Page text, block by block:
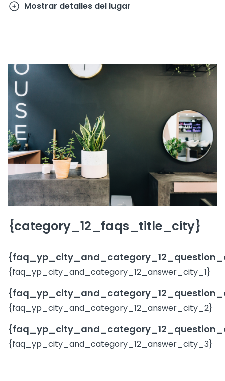
Mostrar detalles del lugar
{category_12_faqs_title_city}
{faq_yp_city_and_category_12_answer_city_1}
{faq_yp_city_and_category_12_answer_city_2}
{faq_yp_city_and_category_12_answer_city_3}